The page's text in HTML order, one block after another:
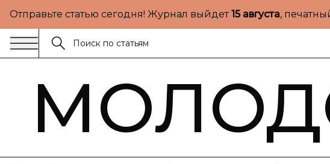
Отправьте статью сегодня! Журнал выйдет15 августа,